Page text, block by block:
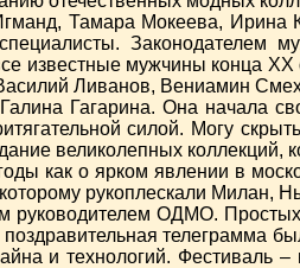
Тамара Мокеева,
известные мужчины конца
Ливанов, Вениамин
Гагарина. Она начала
силой. Могу
великолепных
как о ярком явлении в
рукоплескали Милан,
руководителем ОДМО.
телеграмма
и технологий.